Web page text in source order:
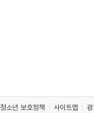
청소년 보호정책 사이트맵 광